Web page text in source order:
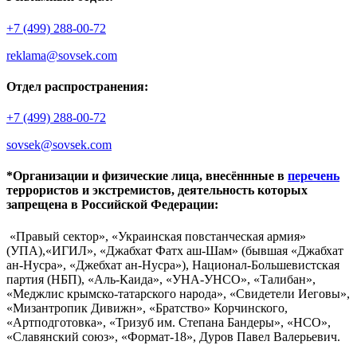
+7 (499) 288-00-72
reklama@sovsek.com
Отдел распространения:
+7 (499) 288-00-72
sovsek@sovsek.com
*Организации и физические лица, внесённные в перечень
террористов и экстремистов, деятельность которых
запрещена в Российской Федерации:
«Правый сектор», «Украинская повстанческая армия»
(УПА),«ИГИЛ», «Джабхат Фатх аш-Шам» (бывшая «Джабхат
ан-Нусра», «Джебхат ан-Нусра»), Национал-Большевистская
партия (НБП), «Аль-Каида», «УНА-УНСО», «Талибан»,
«Меджлис крымско-татарского народа», «Свидетели Иеговы»,
«Мизантропик Дивижн», «Братство» Корчинского,
«Артподготовка», «Тризуб им. Степана Бандеры», «НСО»,
«Славянский союз», «Формат-18», Дуров Павел Валерьевич.